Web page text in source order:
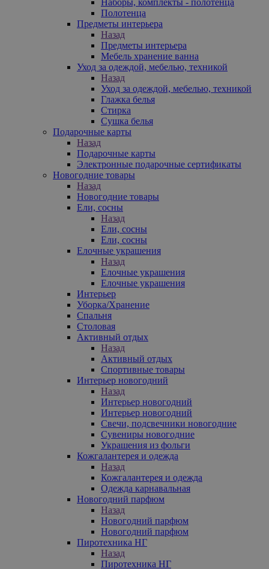
Полотенца
Предметы интерьера
Назад
Предметы интерьера
Мебель хранение ванна
Уход за одеждой, мебелью, техникой
Назад
Уход за одеждой, мебелью, техникой
Глажка белья
Стирка
Сушка белья
Подарочные карты
Назад
Подарочные карты
Электронные подарочные сертификаты
Новогодние товары
Назад
Новогодние товары
Ели, сосны
Назад
Ели, сосны
Ели, сосны
Елочные украшения
Назад
Елочные украшения
Елочные украшения
Интерьер
Уборка/Хранение
Спальня
Столовая
Активный отдых
Назад
Активный отдых
Спортивные товары
Интерьер новогодний
Назад
Интерьер новогодний
Интерьер новогодний
Свечи, подсвечники новогодние
Сувениры новогодние
Украшения из фольги
Кожгалантерея и одежда
Назад
Кожгалантерея и одежда
Одежда карнавальная
Новогодний парфюм
Назад
Новогодний парфюм
Новогодний парфюм
Пиротехника НГ
Назад
Пиротехника НГ